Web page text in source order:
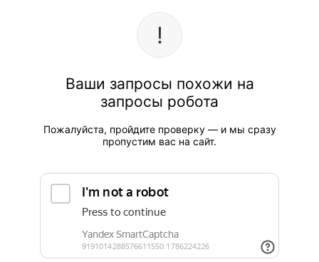
Ваши запросы похожи на
запросы робота
Пожалуйста, пройдите проверку — и мы сразу
пропустим вас на сайт.